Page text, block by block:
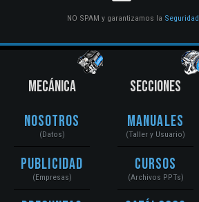
NO SPAM y garantizamos la Seguridad
MECÁNICA
Nosotros
(Datos)
Publicidad
(Empresas)
SECCIONES
Manuales
(Taller y Usuario)
Cursos
(Archivos PPTs)